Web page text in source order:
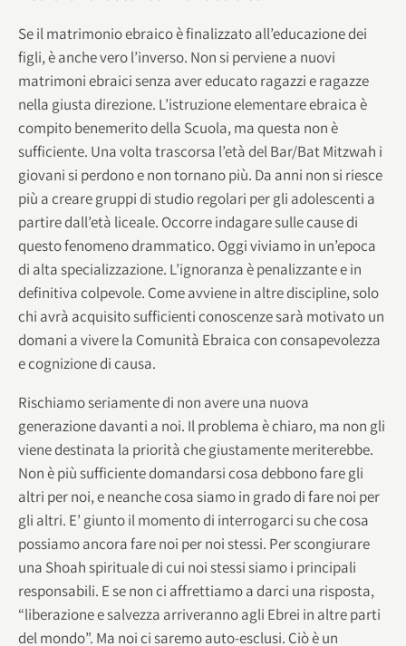
Se il matrimonio ebraico è finalizzato all’educazione dei
figli, è anche vero l’inverso. Non si perviene a nuovi
matrimoni ebraici senza aver educato ragazzi e ragazze
nella giusta direzione. L’istruzione elementare ebraica è
compito benemerito della Scuola, ma questa non è
sufficiente. Una volta trascorsa l’età del Bar/Bat Mitzwah i
giovani si perdono e non tornano più. Da anni non si riesce
più a creare gruppi di studio regolari per gli adolescenti a
partire dall’età liceale. Occorre indagare sulle cause di
questo fenomeno drammatico. Oggi viviamo in un’epoca
di alta specializzazione. L’ignoranza è penalizzante e in
definitiva colpevole. Come avviene in altre discipline, solo
chi avrà acquisito sufficienti conoscenze sarà motivato un
domani a vivere la Comunità Ebraica con consapevolezza
e cognizione di causa.
Rischiamo seriamente di non avere una nuova
generazione davanti a noi. Il problema è chiaro, ma non gli
viene destinata la priorità che giustamente meriterebbe.
Non è più sufficiente domandarsi cosa debbono fare gli
altri per noi, e neanche cosa siamo in grado di fare noi per
gli altri. E’ giunto il momento di interrogarci su che cosa
possiamo ancora fare noi per noi stessi. Per scongiurare
una Shoah spirituale di cui noi stessi siamo i principali
responsabili. E se non ci affrettiamo a darci una risposta,
“liberazione e salvezza arriveranno agli Ebrei in altre parti
del mondo”. Ma noi ci saremo auto-esclusi. Ciò è un